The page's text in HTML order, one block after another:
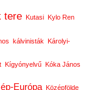
tere Kutasi Kylo Ren
kálvinisták Károlyi-
Kígyónyelvű Kóka János
Európa Középfölde